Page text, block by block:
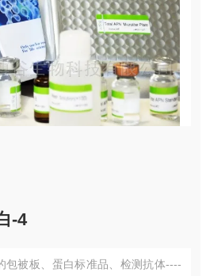
-4
包被板、蛋白标准品、检测抗体----